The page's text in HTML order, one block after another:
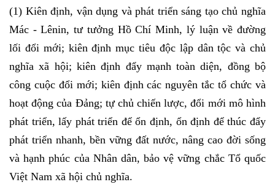
(1) Kiên định, vận dụng và phát triển sáng tạo chủ nghĩa
Mác - Lênin, tư tưởng Hồ Chí Minh, lý luận về đường
lối đổi mới; kiên định mục tiêu độc lập dân tộc và chủ
nghĩa xã hội; kiên định đẩy mạnh toàn diện, đồng bộ
công cuộc đổi mới; kiên định các nguyên tắc tổ chức và
hoạt động của Đảng; tự chủ chiến lược, đổi mới mô hình
phát triển, lấy phát triển để ổn định, ổn định để thúc đẩy
phát triển nhanh, bền vững đất nước, nâng cao đời sống
và hạnh phúc của Nhân dân, bảo vệ vững chắc Tổ quốc
Việt Nam xã hội chủ nghĩa.